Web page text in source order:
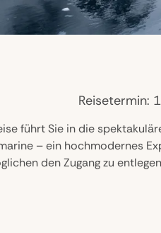
Reisetermin:
führt Sie in die
– ein hochmodernes
den Zugang zu